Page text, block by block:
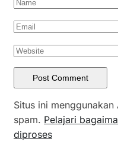
Situs ini
spam. Pelajari
diproses